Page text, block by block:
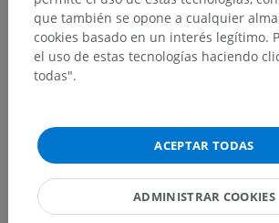
Traducciones
No dude en sugerir una corrección,
mejora de contenido.
Reportar un error
que también se opone a cualquier
cookies basado en un interés legítimo.
el uso de estas tecnologías haciendo
todas".
ACEPTAR TODAS
ADMINISTRAR COOKIES